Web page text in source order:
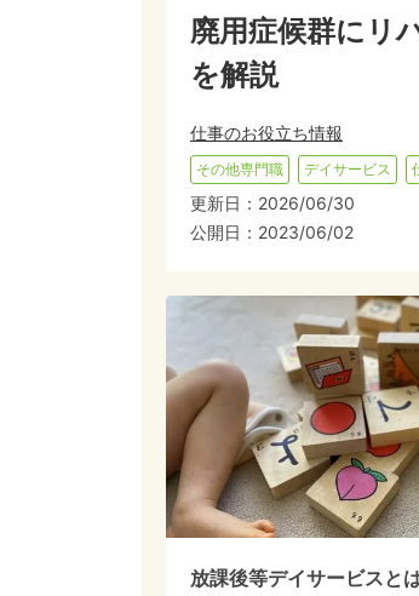
廃用症候群にリ
を解説
仕事のお役立ち情報
その他専門職 デイサービス
更新日： 2026/06/30
公開日： 2023/06/02
放課後等デイサービスと